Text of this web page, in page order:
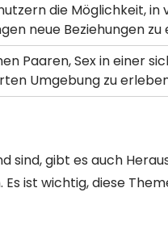
die Möglichkeit, in
neue Beziehungen zu
Paaren, Sex in einer
Umgebung zu
sind, gibt es auch
ist wichtig, diese